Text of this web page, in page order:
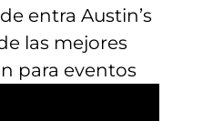
entra Austin’s
las mejores
para eventos
que la